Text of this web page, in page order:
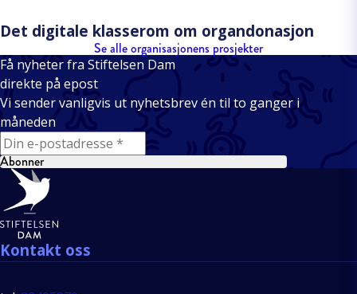
Det digitale klasserom om organdonasjon
Se alle organisasjonens prosjekter
Få nyheter fra Stiftelsen Dam
direkte på epost
Vi sender vanligvis ut nyhetsbrev én til to ganger i
måneden
E-mail
Abonner
Bunntekst
Kontakt oss